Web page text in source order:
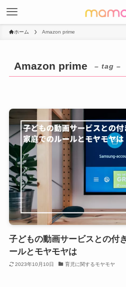
ホーム Amazon prime
Amazon prime – tag –
子どもの動画サービスとの付
ールとモヤモヤは
2023年10月10日 育児に関するモヤモヤ